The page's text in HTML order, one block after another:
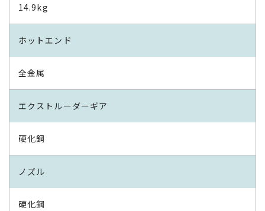
14.9kg
ホットエンド
全金属
エクストルーダーギア
硬化鋼
ノズル
硬化鋼